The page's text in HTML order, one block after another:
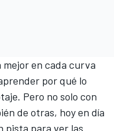
mejor en cada curva
por qué lo
Pero no solo con
de otras, hoy en día
pista para ver las